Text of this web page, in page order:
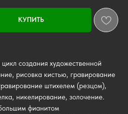
КУПИТЬ
создания художественной
рисовка кистью, гравирование
штихелем (резцом),
никелирование, золочение.
фианитом